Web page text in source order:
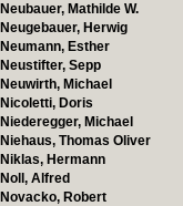
Neubauer, Mathilde W.
Neugebauer, Herwig
Neumann, Esther
Neustifter, Sepp
Neuwirth, Michael
Nicoletti, Doris
Niederegger, Michael
Niehaus, Thomas Oliver
Niklas, Hermann
Noll, Alfred
Novacko, Robert